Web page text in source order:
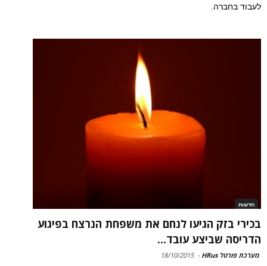
לעבוד בחברה.
חדשות
בכירי בזק הגיעו לנחם את משפחת הנרצח בפיגוע
הדריסה שביצע עובד...
מערכת פורטל HRus -
18/10/2015